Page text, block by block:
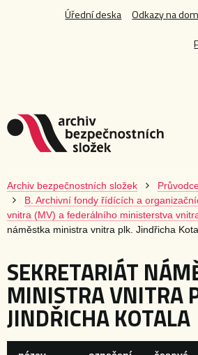
Úřední deska
Odkazy na
Archiv bezpečnostních složek
B. Archivní fondy řídících a
vnitra (MV) a federálního ministerstva
náměstka ministra vnitra plk. Jindřicha
SEKRETARIÁT
MINISTRA VNITRA
JINDŘICHA KOTALA